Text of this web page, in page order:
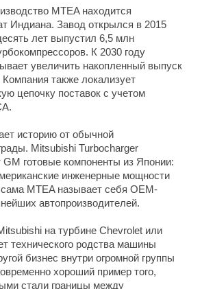
MTEA находится
Индиана. Завод открылся в 2015
лет выпустил 6,5 млн
К 2030 году
увеличить накопленный выпуск
также локализует
цепочку поставок с учетом
историю от обычной
Mitsubishi Turbocharger
GM готовые компоненты из Японии:
инженерные мощности
MTEA называет себя OEM-
автопроизводителей.
на турбине Chevrolet или
технического родства машины
бизнес внутри огромной группы
хороший пример того,
стали границы между